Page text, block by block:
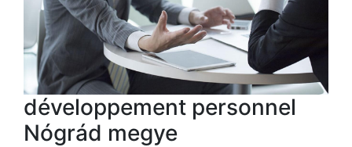
développement personnel
Nógrád megye